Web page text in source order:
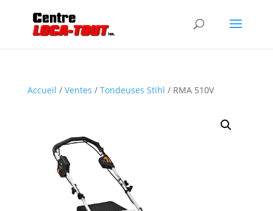
Accueil / Ventes / Tondeuses Stihl / RMA 510V